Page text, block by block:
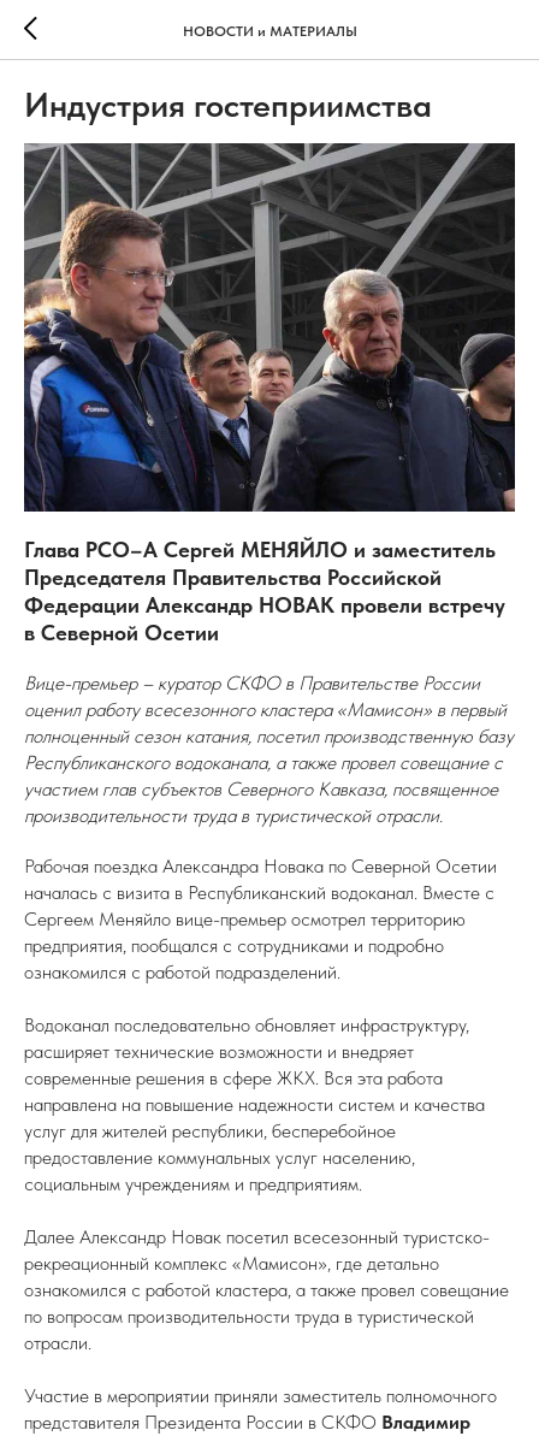
НОВОСТИ и МАТЕРИАЛЫ
Индустрия гостеприимства
Глава РСО–А Сергей МЕНЯЙЛО и заместитель
Председателя Правительства Российской
Федерации Александр НОВАК провели встречу
в Северной Осетии
Вице-премьер – куратор СКФО в Правительстве России
оценил работу всесезонного кластера «Мамисон» в первый
полноценный сезон катания, посетил производственную базу
Республиканского водоканала, а также провел совещание с
участием глав субъектов Северного Кавказа, посвященное
производительности труда в туристической отрасли.
Рабочая поездка Александра Новака по Северной Осетии
началась с визита в Республиканский водоканал. Вместе с
Сергеем Меняйло вице-премьер осмотрел территорию
предприятия, пообщался с сотрудниками и подробно
ознакомился с работой подразделений.
Водоканал последовательно обновляет инфраструктуру,
расширяет технические возможности и внедряет
современные решения в сфере ЖКХ. Вся эта работа
направлена на повышение надежности систем и качества
услуг для жителей республики, бесперебойное
предоставление коммунальных услуг населению,
социальным учреждениям и предприятиям.
Далее Александр Новак посетил всесезонный туристско-
рекреационный комплекс «Мамисон», где детально
ознакомился с работой кластера, а также провел совещание
по вопросам производительности труда в туристической
отрасли.
Участие в мероприятии приняли заместитель полномочного
представителя Президента России в СКФО Владимир